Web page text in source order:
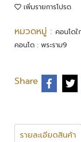
เพิ่มรายการโปรด
หมวดหมู่ : คอนโด
คอนโด : พระราม9
Share
รายละเอียดสินค้า